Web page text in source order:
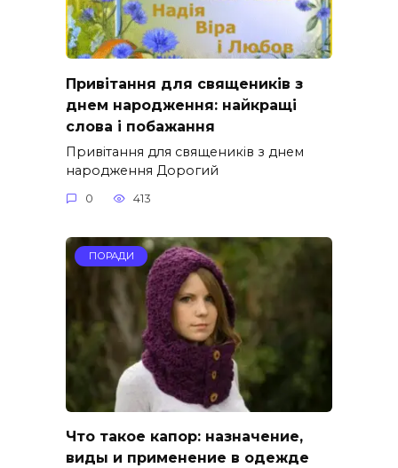
Привітання для священиків з
днем народження: найкращі
слова і побажання
Привітання для священиків з днем
народження Дорогий
0 413
ПОРАДИ
Что такое капор: назначение,
виды и применение в одежде